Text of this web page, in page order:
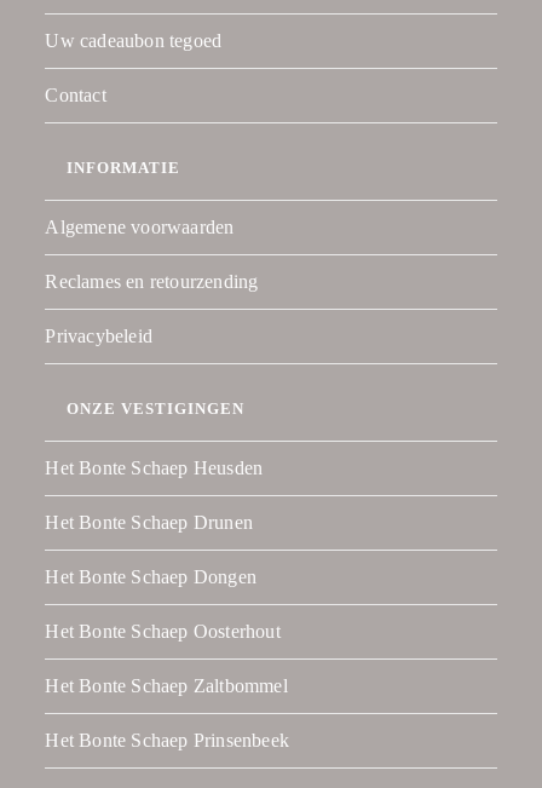
Uw cadeaubon tegoed
Contact
INFORMATIE
Algemene voorwaarden
Reclames en retourzending
Privacybeleid
ONZE VESTIGINGEN
Het Bonte Schaep Heusden
Het Bonte Schaep Drunen
Het Bonte Schaep Dongen
Het Bonte Schaep Oosterhout
Het Bonte Schaep Zaltbommel
Het Bonte Schaep Prinsenbeek